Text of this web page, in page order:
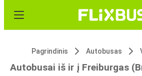
Pagrindinis Autobusas
Autobusai iš ir į Freiburgas